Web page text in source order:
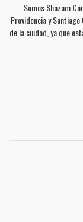
Somos Shazam
Providencia y
de la ciudad, ya que